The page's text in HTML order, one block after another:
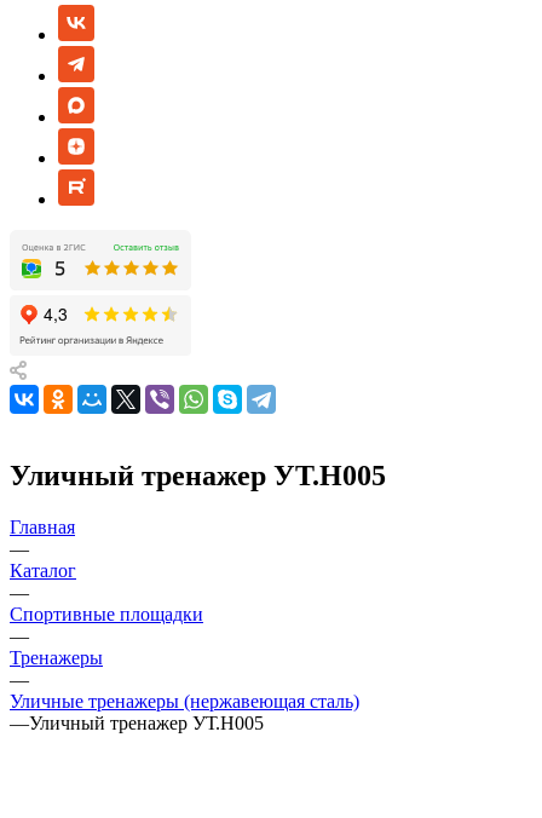
Уличный тренажер УТ.Н005
Главная
—
Каталог
—
Спортивные площадки
—
Тренажеры
—
Уличные тренажеры (нержавеющая сталь)
—Уличный тренажер УТ.Н005